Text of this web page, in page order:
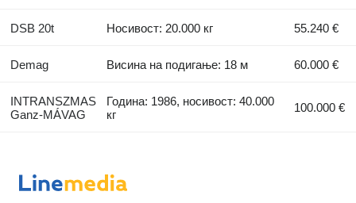
DSB 20t Носивост: 20.000 кг 55.240 €
Demag Висина на подигање: 18 м 60.000 €
INTRANSZMAS
Ganz-MÁVAG
Година: 1986, носивост: 40.000
кг
100.000 €